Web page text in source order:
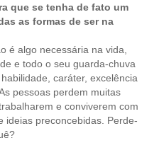
que se tenha de fato um
as formas de ser na
é algo necessária na vida,
e todo o seu guarda-chuva
caráter, excelência
pessoas perdem muitas
e conviverem com
ideias preconcebidas. Perde-